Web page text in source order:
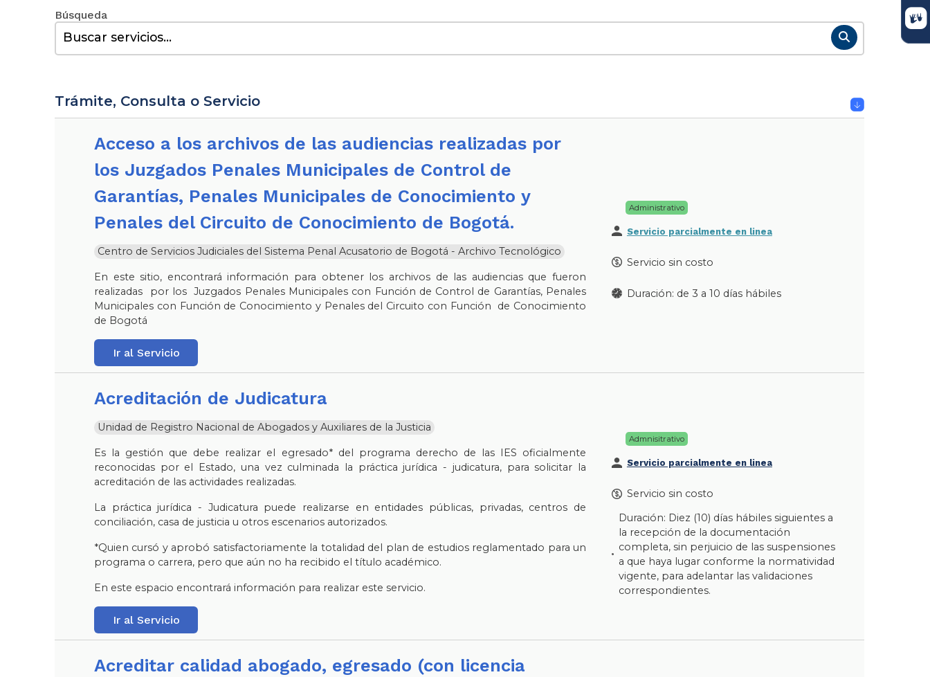
Buscar:
Trámite, Consulta o Servicio
Acceso a los archivos de las audiencias realizadas por
los Juzgados Penales Municipales de Control de
Garantías, Penales Municipales de Conocimiento y
Penales del Circuito de Conocimiento de Bogotá.
Centro de Servicios Judiciales del Sistema Penal Acusatorio de Bogotá - Archivo Tecnológico
En este sitio, encontrará información para obtener los archivos de las audiencias que fueron
realizadas por los Juzgados Penales Municipales con Función de Control de Garantías, Penales
Municipales con Función de Conocimiento y Penales del Circuito con Función de Conocimiento
de Bogotá
Ir al Servicio
Administrativo
Servicio parcialmente en linea
Servicio sin costo
Duración: de 3 a 10 días hábiles
Acreditación de Judicatura
Unidad de Registro Nacional de Abogados y Auxiliares de la Justicia
Es la gestión que debe realizar el egresado* del programa derecho de las IES oficialmente
reconocidas por el Estado, una vez culminada la práctica jurídica - judicatura, para solicitar la
acreditación de las actividades realizadas.
La práctica jurídica - Judicatura puede realizarse en entidades públicas, privadas, centros de
conciliación, casa de justicia u otros escenarios autorizados.
*Quien cursó y aprobó satisfactoriamente la totalidad del plan de estudios reglamentado para un
programa o carrera, pero que aún no ha recibido el título académico.
En este espacio encontrará información para realizar este servicio.
Ir al Servicio
Admnisitrativo
Servicio parcialmente en linea
Servicio sin costo
Duración: Diez (10) días hábiles siguientes a
la recepción de la documentación
completa, sin perjuicio de las suspensiones
a que haya lugar conforme la normatividad
vigente, para adelantar las validaciones
correspondientes.
Acreditar calidad abogado, egresado (con licencia